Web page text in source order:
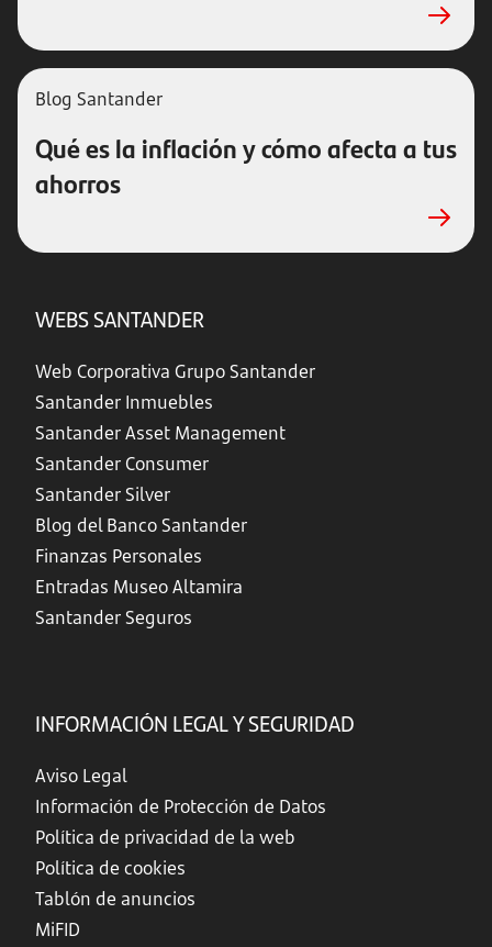
Blog Santander
Qué es la inflación y cómo afecta a tus
ahorros
WEBS SANTANDER
Web Corporativa Grupo Santander
Santander Inmuebles
Santander Asset Management
Santander Consumer
Santander Silver
Blog del Banco Santander
Finanzas Personales
Entradas Museo Altamira
Santander Seguros
INFORMACIÓN LEGAL Y SEGURIDAD
Aviso Legal
Información de Protección de Datos
Política de privacidad de la web
Política de cookies
Tablón de anuncios
MiFID